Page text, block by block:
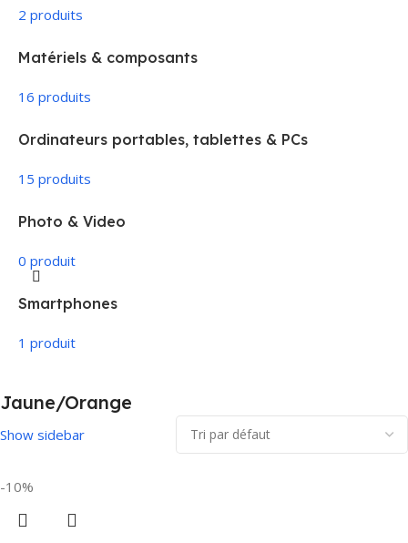
2 produits
Matériels & composants
16 produits
Ordinateurs portables, tablettes & PCs
15 produits
Photo & Video
0 produit
Smartphones
1 produit
Jaune/Orange
Show sidebar
-10%